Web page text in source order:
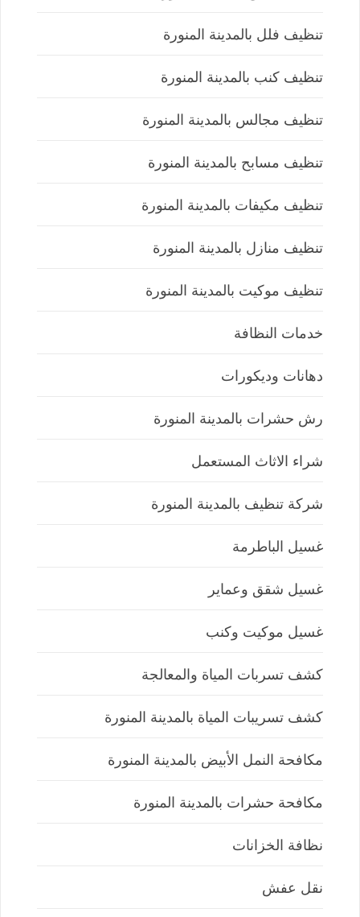
تنظيف فلل بالمدينة المنورة
تنظيف كنب بالمدينة المنورة
تنظيف مجالس بالمدينة المنورة
تنظيف مسابح بالمدينة المنورة
تنظيف مكيفات بالمدينة المنورة
تنظيف منازل بالمدينة المنورة
تنظيف موكيت بالمدينة المنورة
خدمات النظافة
دهانات وديكورات
رش حشرات بالمدينة المنورة
شراء الاثاث المستعمل
شركة تنظيف بالمدينة المنورة
غسيل الباطرمة
غسيل شقق وعماير
غسيل موكيت وكنب
كشف تسربات المياة والمعالجة
كشف تسريبات المياة بالمدينة المنورة
مكافحة النمل الأبيض بالمدينة المنورة
مكافحة حشرات بالمدينة المنورة
نظافة الخزانات
نقل عفش